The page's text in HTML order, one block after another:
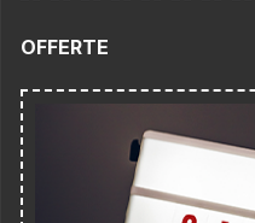
OFFERTE